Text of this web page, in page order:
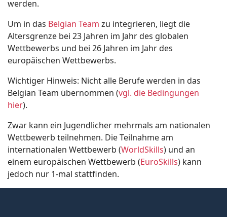
werden.
Um in das Belgian Team zu integrieren, liegt die
Altersgrenze bei 23 Jahren im Jahr des globalen
Wettbewerbs und bei 26 Jahren im Jahr des
europäischen Wettbewerbs.
Wichtiger Hinweis: Nicht alle Berufe werden in das
Belgian Team übernommen (vgl. die Bedingungen
hier).
Zwar kann ein Jugendlicher mehrmals am nationalen
Wettbewerb teilnehmen. Die Teilnahme am
internationalen Wettbewerb (WorldSkills) und an
einem europäischen Wettbewerb (EuroSkills) kann
jedoch nur 1-mal stattfinden.